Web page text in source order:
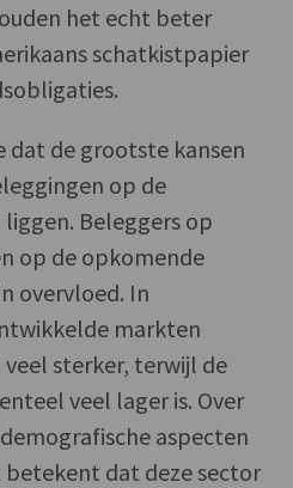
het echt beter
schatkistpapier
dat de grootste kansen
op de
Beleggers op
op de opkomende
overvloed. In
markten
sterker, terwijl de
veel lager is. Over
aspecten
dat deze sector